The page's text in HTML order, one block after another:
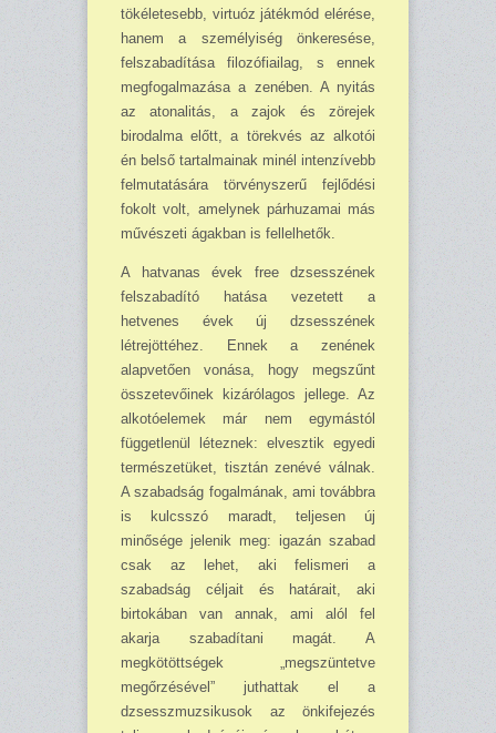
tökéletesebb, virtuóz játékmód elérése,
hanem a személyiség önkeresése,
felszabadítása filozófiailag, s ennek
megfogalmazása a zenében. A nyitás
az atonalitás, a zajok és zörejek
birodalma előtt, a töre­kvés az alkotói
én belső tartal­mainak minél intenzívebb
felmutatására törvényszerű fejlődési
foko­lt volt, amelynek párhuzamai más
művészeti ágakban is fellelhetők.
A hatvanas évek free dzsesszének
felszabadító hatása vezetett a
hetvenes évek új dzsessz­ének
létrejöttéhez. Ennek a zenének
alapvetően vonása, hogy megszűnt
összetevőinek kizá­ró­lagos jellege. Az
alkotóelemek már nem egymástól
függetlenül léteznek: elvesztik egyedi
ter­mészetüket, tisztán zenévé válnak.
A szabadság fogalmának, ami továbbra
is kulcsszó maradt, teljesen új
minősége jelenik meg: iga­zán szabad
csak az lehet, aki felismeri a
szabadság céljait és határait, aki
birtokában van annak, ami alól fel
akarja szabadítani magát. A
megkötöttségek „megszüntetve
megőrzésével” juthattak el a
dzsesszmuzsikusok az önkifejezés